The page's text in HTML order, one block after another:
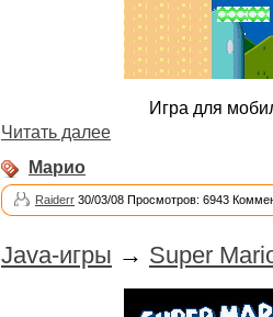
Игра для
Читать далее
Марио
Raiderr 30/03/08 Просмотров: 6943
Java-игры → Super